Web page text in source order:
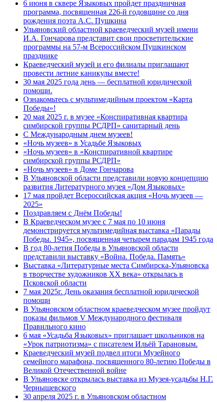
6 июня в сквере Языковых пройдет праздничная
программа, посвященная 226-й годовщине со дня
рождения поэта А.С. Пушкина
Ульяновский областной краеведческий музей имени
И.А. Гончарова представит свои просветительские
программы на 57-м Всероссийском Пушкинском
празднике
Краеведческий музей и его филиалы приглашают
провести летние каникулы вместе!
30 мая 2025 года день — бесплатной юридической
помощи.
Ознакомьтесь с мультимедийным проектом «Карта
Победы»!
20 мая 2025 г. в музее «Конспиративная квартира
симбирской группы РСДРП» санитарный день
С Международным днем музеев!
«Ночь музеев» в Усадьбе Языковых
«Ночь музеев» в «Конспиративной квартире
симбирской группы РСДРП»
«Ночь музеев» в Доме Гончарова
В Ульяновской области представили новую концепцию
развития Литературного музея «Дом Языковых»
17 мая пройдет Всероссийская акция «Ночь музеев —
2025»
Поздравляем с Днём Победы!
В Краеведческом музее с 7 мая по 10 июня
демонстрируется мультимедийная выставка «Парады
Победы. 1945», посвященная четырем парадам 1945 года
В год 80-летия Победы в Ульяновской области
представили выставку «Война. Победа. Память»
Выставка «Литературные места Симбирска-Ульяновска
в творчестве художников XX века» открылась в
Псковской области
7 мая 2025г. День оказания бесплатной юридической
помощи
В Ульяновском областном краеведческом музее пройдут
показы фильмов V Международного фестиваля
Правильного кино
6 мая «Усадьба Языковых» приглашает школьников на
«Урок патриотизма» с писателем Ильёй Тарановым.
Краеведческий музей подвел итоги Музейного
семейного марафона, посвященного 80-летию Победы в
Великой Отечественной войне
В Ульяновске открылась выставка из Музея-усадьбы Н.Г.
Чернышевского
30 апреля 2025 г. в Ульяновском областном